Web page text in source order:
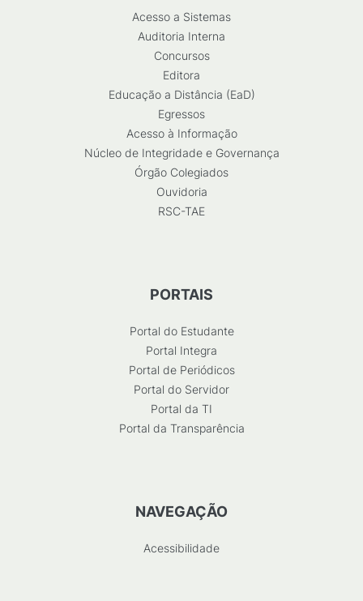
Acesso a Sistemas
Auditoria Interna
Concursos
Editora
Educação a Distância (EaD)
Egressos
Acesso à Informação
Núcleo de Integridade e Governança
Órgão Colegiados
Ouvidoria
RSC-TAE
PORTAIS
Portal do Estudante
Portal Integra
Portal de Periódicos
Portal do Servidor
Portal da TI
Portal da Transparência
NAVEGAÇÃO
Acessibilidade